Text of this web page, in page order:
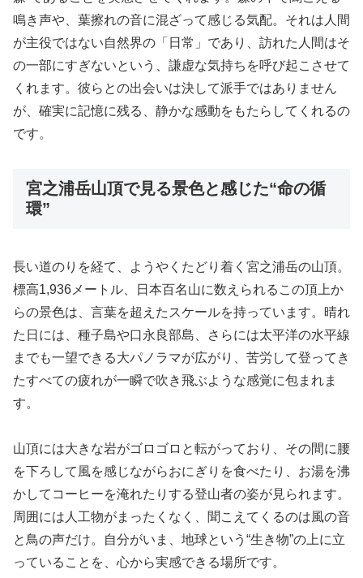
鳴き声や、葉擦れの音に混ざって感じる気配。それは人間
が主役ではない自然界の「日常」であり、訪れた人間はそ
の一部にすぎないという、謙虚な気持ちを呼び起こさせて
くれます。彼らとの出会いは決して派手ではありません
が、確実に記憶に残る、静かな感動をもたらしてくれるの
です。
宮之浦岳山頂で見る景色と感じた“命の循
環”
長い道のりを経て、ようやくたどり着く宮之浦岳の山頂。
標高1,936メートル、日本百名山に数えられるこの頂上か
らの景色は、言葉を超えたスケールを持っています。晴れ
た日には、種子島や口永良部島、さらには太平洋の水平線
までも一望できる大パノラマが広がり、苦労して登ってき
たすべての疲れが一瞬で吹き飛ぶような感覚に包まれま
す。
山頂には大きな岩がゴロゴロと転がっており、その間に腰
を下ろして風を感じながらおにぎりを食べたり、お湯を沸
かしてコーヒーを淹れたりする登山者の姿が見られます。
周囲には人工物がまったくなく、聞こえてくるのは風の音
と鳥の声だけ。自分がいま、地球という“生き物”の上に立
っていることを、心から実感できる場所です。